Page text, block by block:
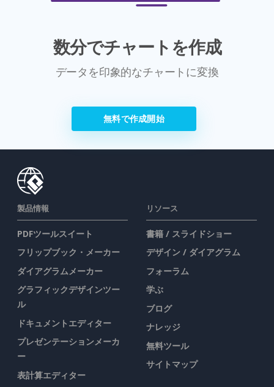
数分でチャートを作成
データを印象的なチャートに変換
無料で作成開始
製品情報
PDFツールスイート
フリップブック・メーカー
ダイアグラムメーカー
グラフィックデザインツー
ル
ドキュメントエディター
プレゼンテーションメーカ
ー
表計算エディター
リソース
書籍 / スライドショー
デザイン / ダイアグラム
フォーラム
学ぶ
ブログ
ナレッジ
無料ツール
サイトマップ